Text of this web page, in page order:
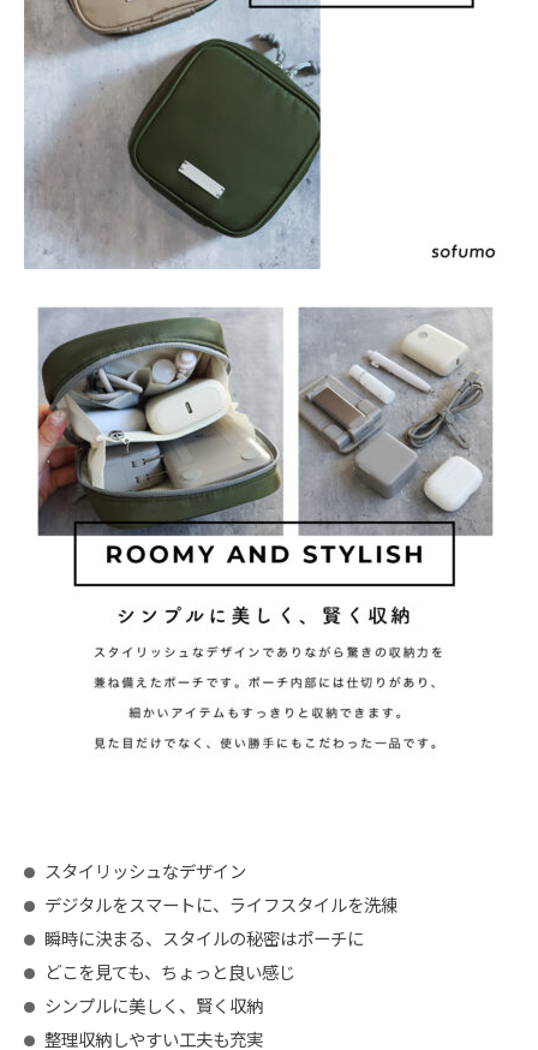
スタイリッシュなデザイン
デジタルをスマートに、ライフスタイルを洗練
瞬時に決まる、スタイルの秘密はポーチに
どこを見ても、ちょっと良い感じ
シンプルに美しく、賢く収納
整理収納しやすい工夫も充実